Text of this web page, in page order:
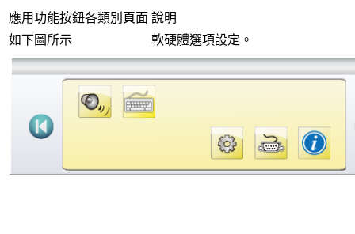
應用功能按鈕各類別頁面 說明
如下圖所示
軟硬體選項設定。